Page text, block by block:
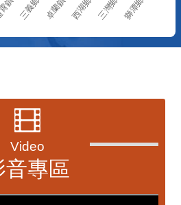
透明專區